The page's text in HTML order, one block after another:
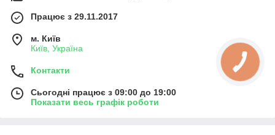
Працює з 29.11.2017
м. Київ
Київ, Україна
Контакти
Сьогодні працює з 09:00 до 19:00
Показати весь графік роботи